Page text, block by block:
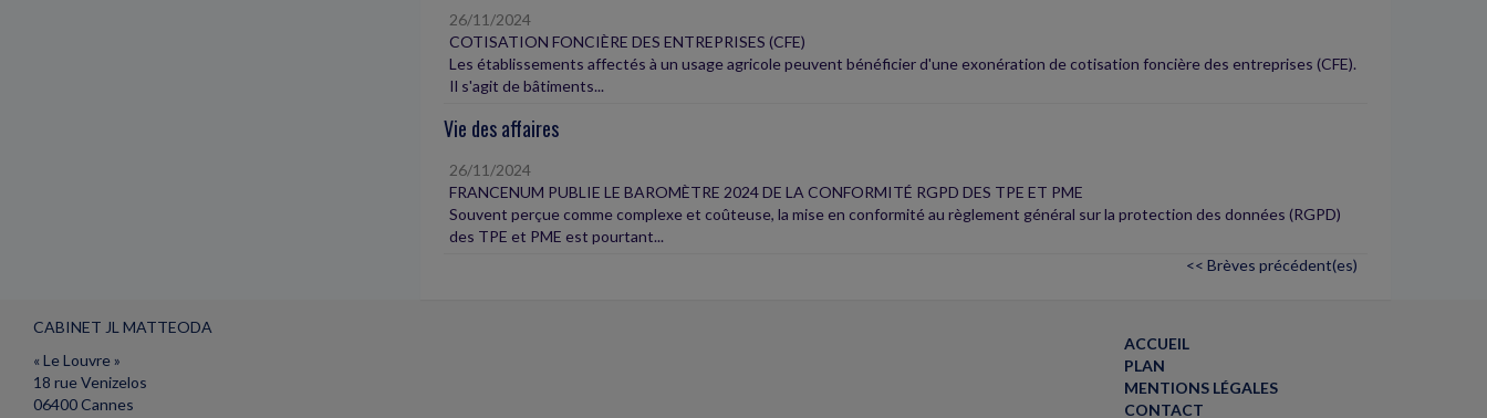
26/11/2024
COTISATION FONCIÈRE DES ENTREPRISES (CFE)
Les établissements affectés à un usage agricole peuvent bénéficier d'une exonération de cotisation foncière des entreprises (CFE).
Il s'agit de bâtiments...
Vie des affaires
26/11/2024
FRANCENUM PUBLIE LE BAROMÈTRE 2024 DE LA CONFORMITÉ RGPD DES TPE ET PME
Souvent perçue comme complexe et coûteuse, la mise en conformité au règlement général sur la protection des données (RGPD)
des TPE et PME est pourtant...
<< Brèves précédent(es)
CABINET JL MATTEODA
« Le Louvre »
18 rue Venizelos
06400 Cannes
ACCUEIL
PLAN
MENTIONS LÉGALES
CONTACT